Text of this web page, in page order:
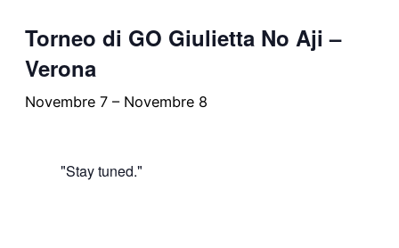
Torneo di GO Giulietta No Aji –
Verona
Novembre 7 – Novembre 8
Stay tuned.